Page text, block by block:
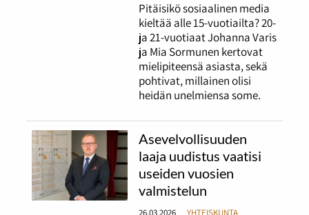
Pitäisikö sosiaalinen media
kieltää alle 15-vuotiailta? 20-
ja 21-vuotiaat Johanna Varis
ja Mia Sormunen kertovat
mielipiteensä asiasta, sekä
pohtivat, millainen olisi
heidän unelmiensa some.
Asevelvollisuuden
laaja uudistus vaatisi
useiden vuosien
valmistelun
26.03.2026 YHTEISKUNTA